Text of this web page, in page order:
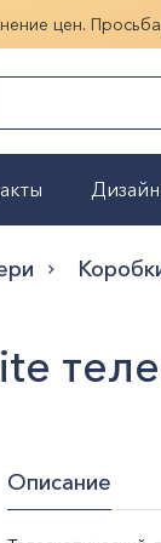
цен.
Описание